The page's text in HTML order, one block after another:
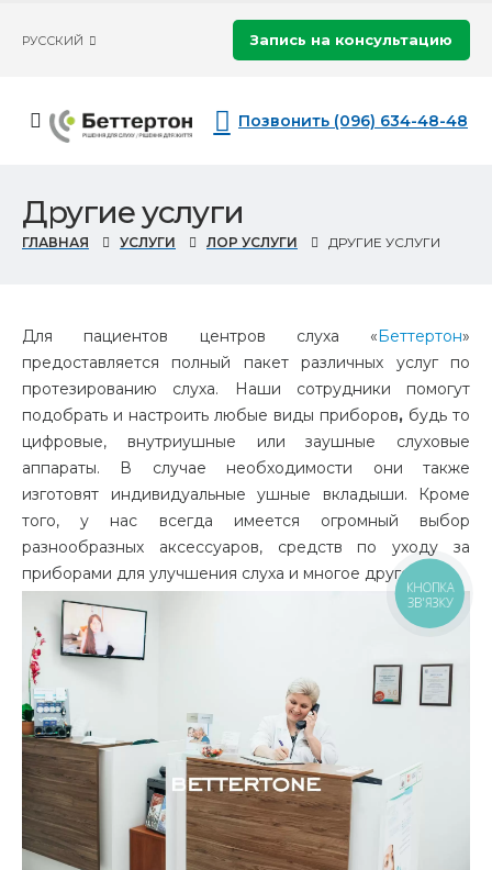
РУССКИЙ Запись на консультацию
Позвонить (096) 634-48-48
Другие услуги
ГЛАВНАЯ УСЛУГИ ЛОР УСЛУГИ ДРУГИЕ УСЛУГИ
Для пациентов центров слуха «Беттертон»
предоставляется полный пакет различных услуг по
протезированию слуха. Наши сотрудники помогут
подобрать и настроить любые виды приборов, будь то
цифровые, внутриушные или заушные слуховые
аппараты. В случае необходимости они также
изготовят индивидуальные ушные вкладыши. Кроме
того, у нас всегда имеется огромный выбор
разнообразных аксессуаров, средств по уходу за
приборами для улучшения слуха и многое другое.
КНОПКА
ЗВ'ЯЗКУ